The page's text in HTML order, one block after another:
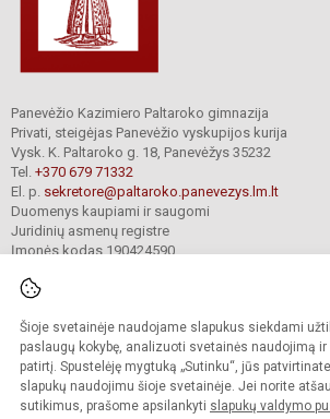
Šioje svetainėje naudojame slapukus siekdami
paslaugų kokybę, analizuoti svetainės naudojimą
patirtį. Spustelėję mygtuką „Sutinku“, jūs
slapukų naudojimu šioje svetainėje. Jei norite
sutikimus, prašome apsilankyti slapukų valdymo
Panevėžio Kazimiero Paltaroko gimnazija
Privati, steigėjas Panevėžio vyskupijos kurija
Vysk. K. Paltaroko g. 18, Panevėžys 35232
Tel. +370 679 71332
El. p. sekretore@paltaroko.panevezys.lm.lt
Duomenys kaupiami ir saugomi
Juridinių asmenų registre
Įmonės kodas 190424590
© 2023. Panevėžio Kazimiero Paltaroko gimnazija.
Kopijuoti turinį be raštiško įstaigos administracijos
Versija neįgaliesiems Slapukų
Sumanus būdas atnaujinti